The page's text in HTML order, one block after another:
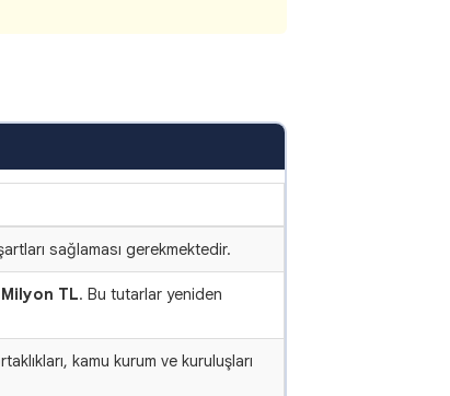
sağlaması gerekmektedir.
Milyon TL. Bu tutarlar yeniden
kamu kurum ve kuruluşları